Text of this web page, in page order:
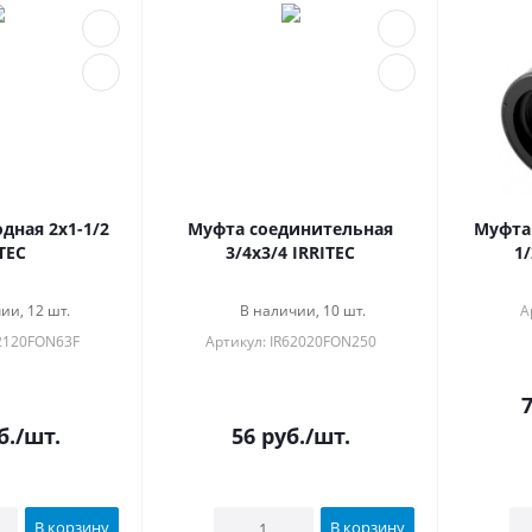
2x1-1/2
12 шт.
/шт.
В корзину
Муфта соединительная
3/4x3/4 IRRITEC
В наличии, 10 шт.
Артикул: IR62020FON250
56руб./шт.
В корзину
Муфта